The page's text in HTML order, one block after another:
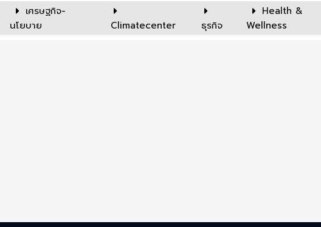
เศรษฐกิจ-
นโยบาย
Climatecenter ธุรกิจ
Health &
Wellness